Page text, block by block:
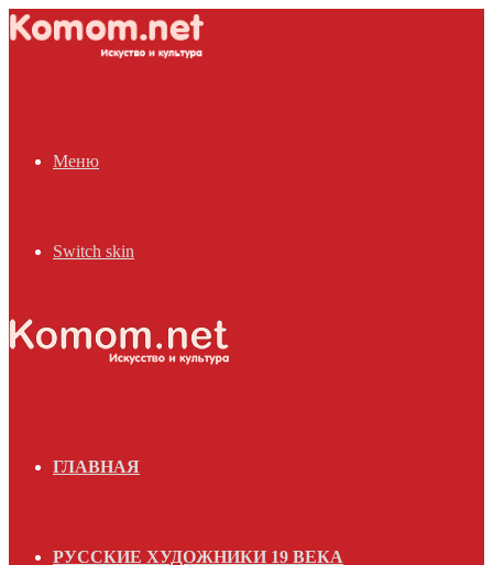
Меню
Switch skin
ГЛАВНАЯ
РУССКИЕ ХУДОЖНИКИ 19 ВЕКА